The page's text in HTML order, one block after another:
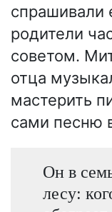
спрашивали
родители
советом.
отца
мастерить
сами песню
Он в
лесу: